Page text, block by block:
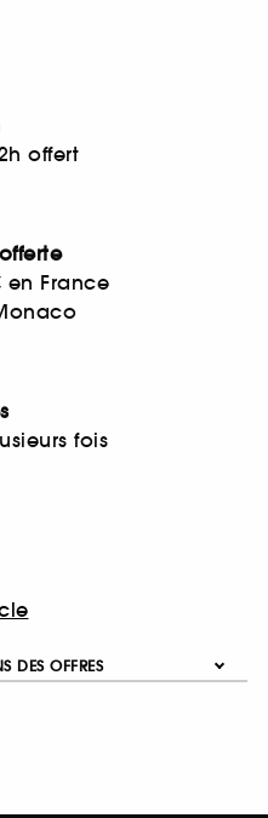
offert
France
fois
DES OFFRES